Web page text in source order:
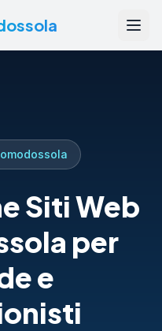
Siti Web
per
e